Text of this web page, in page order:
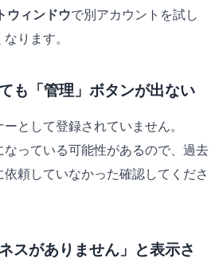
ウィンドウで別アカウントを試し
ります。
も「管理」ボタンが出ない
として登録されていません。
なっている可能性があるので、過去
頼していなかった確認してくださ
スがありません」と表示さ